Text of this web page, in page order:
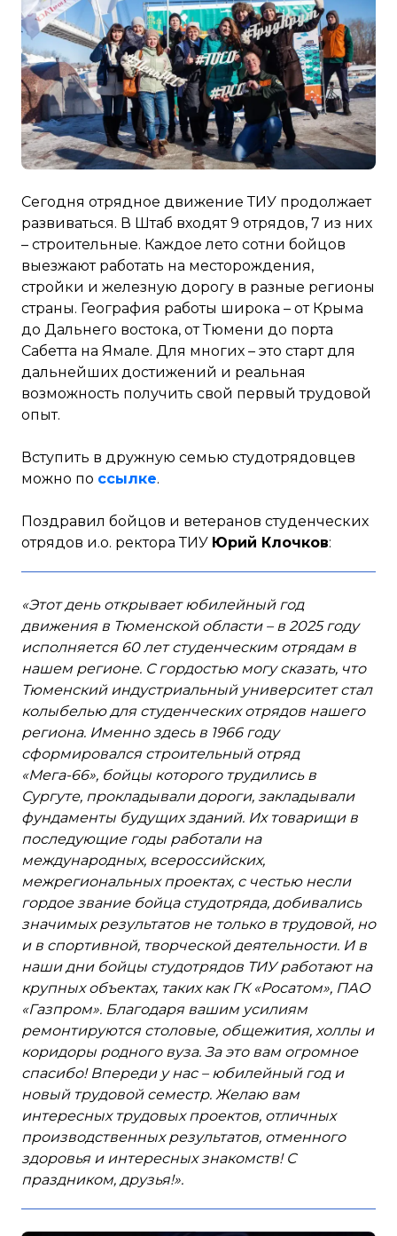
Сегодня отрядное движение ТИУ продолжает
развиваться. В Штаб входят 9 отрядов, 7 из них
– строительные. Каждое лето сотни бойцов
выезжают работать на месторождения,
стройки и железную дорогу в разные регионы
страны. География работы широка – от Крыма
до Дальнего востока, от Тюмени до порта
Сабетта на Ямале. Для многих – это старт для
дальнейших достижений и реальная
возможность получить свой первый трудовой
опыт.
Вступить в дружную семью студотрядовцев
можно по ссылке.
Поздравил бойцов и ветеранов студенческих
отрядов и.о. ректора ТИУ Юрий Клочков:
«Этот день открывает юбилейный год
движения в Тюменской области – в 2025 году
исполняется 60 лет студенческим отрядам в
нашем регионе. С гордостью могу сказать, что
Тюменский индустриальный университет стал
колыбелью для студенческих отрядов нашего
региона. Именно здесь в 1966 году
сформировался строительный отряд
«Мега-66», бойцы которого трудились в
Сургуте, прокладывали дороги, закладывали
фундаменты будущих зданий. Их товарищи в
последующие годы работали на
международных, всероссийских,
межрегиональных проектах, с честью несли
гордое звание бойца студотряда, добивались
значимых результатов не только в трудовой, но
и в спортивной, творческой деятельности. И в
наши дни бойцы студотрядов ТИУ работают на
крупных объектах, таких как ГК «Росатом», ПАО
«Газпром». Благодаря вашим усилиям
ремонтируются столовые, общежития, холлы и
коридоры родного вуза. За это вам огромное
спасибо! Впереди у нас – юбилейный год и
новый трудовой семестр. Желаю вам
интересных трудовых проектов, отличных
производственных результатов, отменного
здоровья и интересных знакомств! С
праздником, друзья!».